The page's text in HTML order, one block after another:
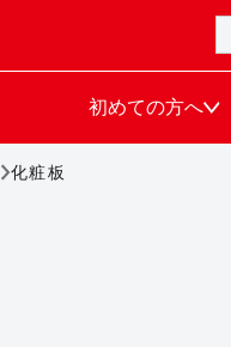
初めての方へ
化粧板